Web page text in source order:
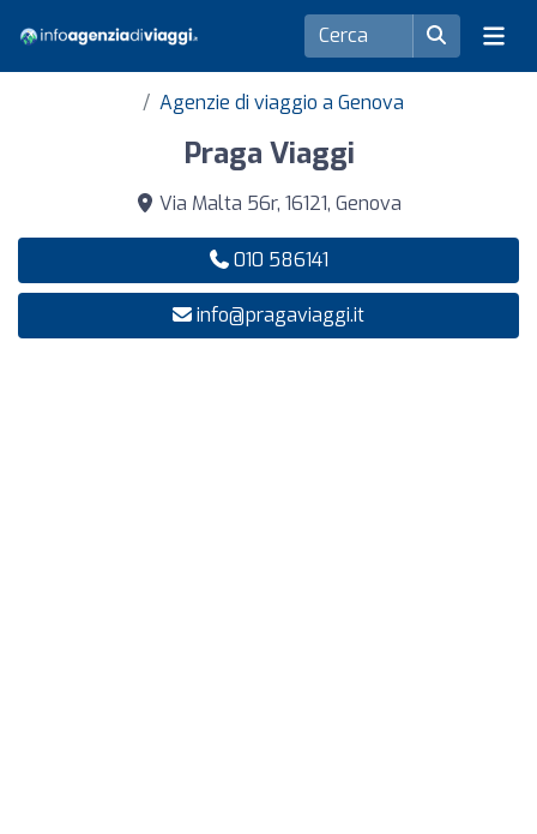
Agenzie di viaggio a Genova
Praga Viaggi
Via Malta 56r, 16121, Genova
010 586141
info@pragaviaggi.it